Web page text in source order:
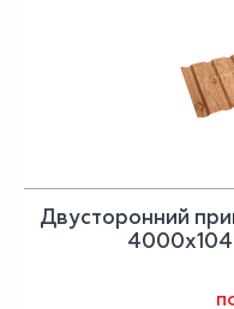
Двусторонний